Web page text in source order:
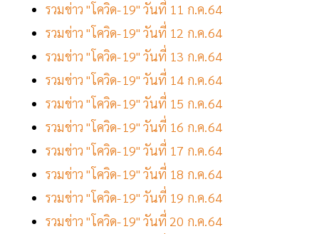
รวมข่าว "โควิด-19" วันที่ 11 ก.ค.64
รวมข่าว "โควิด-19" วันที่ 12 ก.ค.64
รวมข่าว "โควิด-19" วันที่ 13 ก.ค.64
รวมข่าว "โควิด-19" วันที่ 14 ก.ค.64
รวมข่าว "โควิด-19" วันที่ 15 ก.ค.64
รวมข่าว "โควิด-19" วันที่ 16 ก.ค.64
รวมข่าว "โควิด-19" วันที่ 17 ก.ค.64
รวมข่าว "โควิด-19" วันที่ 18 ก.ค.64
รวมข่าว "โควิด-19" วันที่ 19 ก.ค.64
รวมข่าว "โควิด-19" วันที่ 20 ก.ค.64